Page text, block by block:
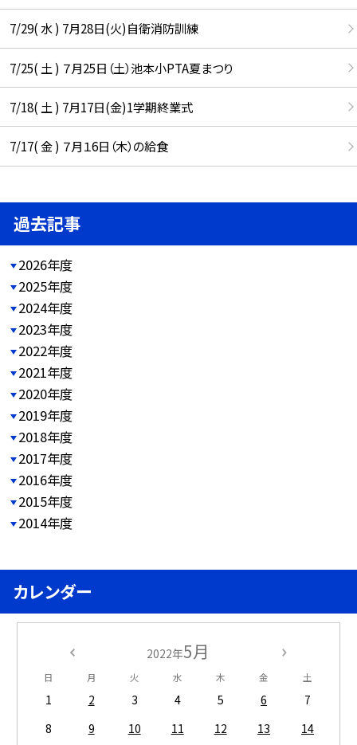
7/29( 水 ) 7月28日(火)自衛消防訓練
7/25( 土 ) ７月25日（土）池本小PTA夏まつり
7/18( 土 ) 7月17日(金)1学期終業式
7/17( 金 ) ７月１6日（木）の給食
過去記事
2026年度
2025年度
2024年度
2023年度
2022年度
2021年度
2020年度
2019年度
2018年度
2017年度
2016年度
2015年度
2014年度
カレンダー
2022年5月
日 月 火 水 木 金 土
1 2 3 4 5 6
7
8
9 10 11 12 13
14